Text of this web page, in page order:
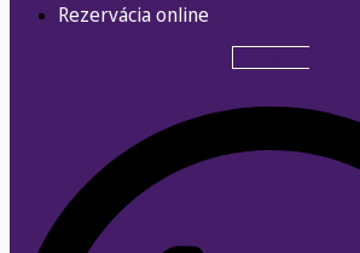
Rezervácia online